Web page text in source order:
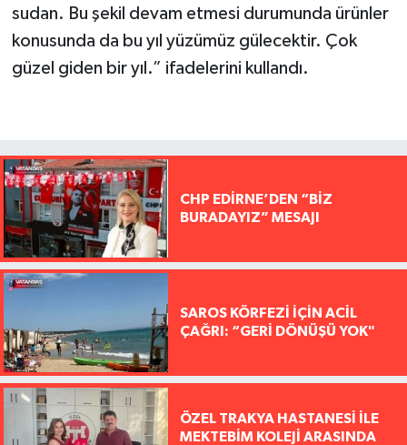
sudan. Bu şekil devam etmesi durumunda ürünler
konusunda da bu yıl yüzümüz gülecektir. Çok
güzel giden bir yıl.” ifadelerini kullandı.
CHP EDİRNE’DEN “BİZ
BURADAYIZ” MESAJI
SAROS KÖRFEZİ İÇİN ACİL
ÇAĞRI: “GERİ DÖNÜŞÜ YOK"
ÖZEL TRAKYA HASTANESİ İLE
MEKTEBİM KOLEJİ ARASINDA